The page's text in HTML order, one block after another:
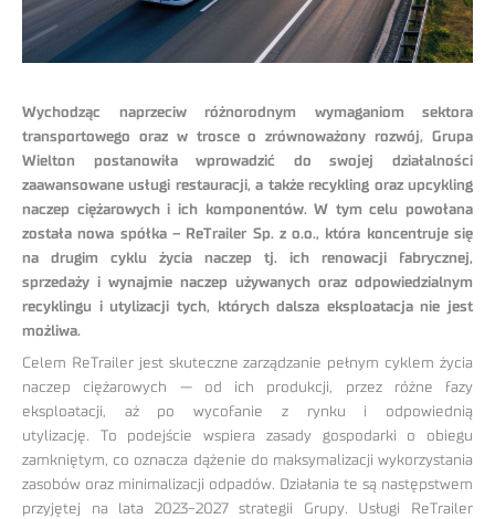
Wychodząc naprzeciw różnorodnym wymaganiom sektora
transportowego oraz w trosce o zrównoważony rozwój, Grupa
Wielton postanowiła wprowadzić do swojej działalności
zaawansowane usługi restauracji, a także recykling oraz upcykling
naczep ciężarowych i ich komponentów. W tym celu powołana
została nowa spółka – ReTrailer Sp. z o.o., która koncentruje się
na drugim cyklu życia naczep tj. ich renowacji fabrycznej,
sprzedaży i wynajmie naczep używanych oraz odpowiedzialnym
recyklingu i utylizacji tych, których dalsza eksploatacja nie jest
możliwa.
Celem ReTrailer jest skuteczne zarządzanie pełnym cyklem życia
naczep ciężarowych — od ich produkcji, przez różne fazy
eksploatacji, aż po wycofanie z rynku i odpowiednią
utylizację. To podejście wspiera zasady gospodarki o obiegu
zamkniętym, co oznacza dążenie do maksymalizacji wykorzystania
zasobów oraz minimalizacji odpadów. Działania te są następstwem
przyjętej na lata 2023-2027 strategii Grupy. Usługi ReTrailer